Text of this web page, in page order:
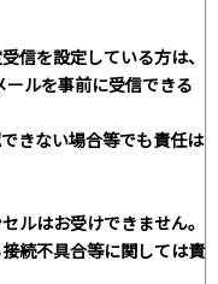
信を設定している方は、
ルを事前に受信できる
きない場合等でも責任は
ルはお受けできません。
続不具合等に関しては責